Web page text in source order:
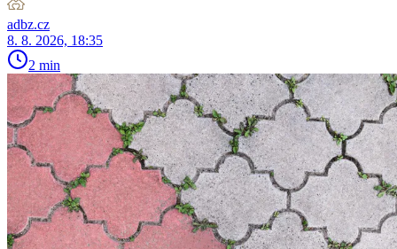
adbz.cz
8. 8. 2026, 18:35
2 min